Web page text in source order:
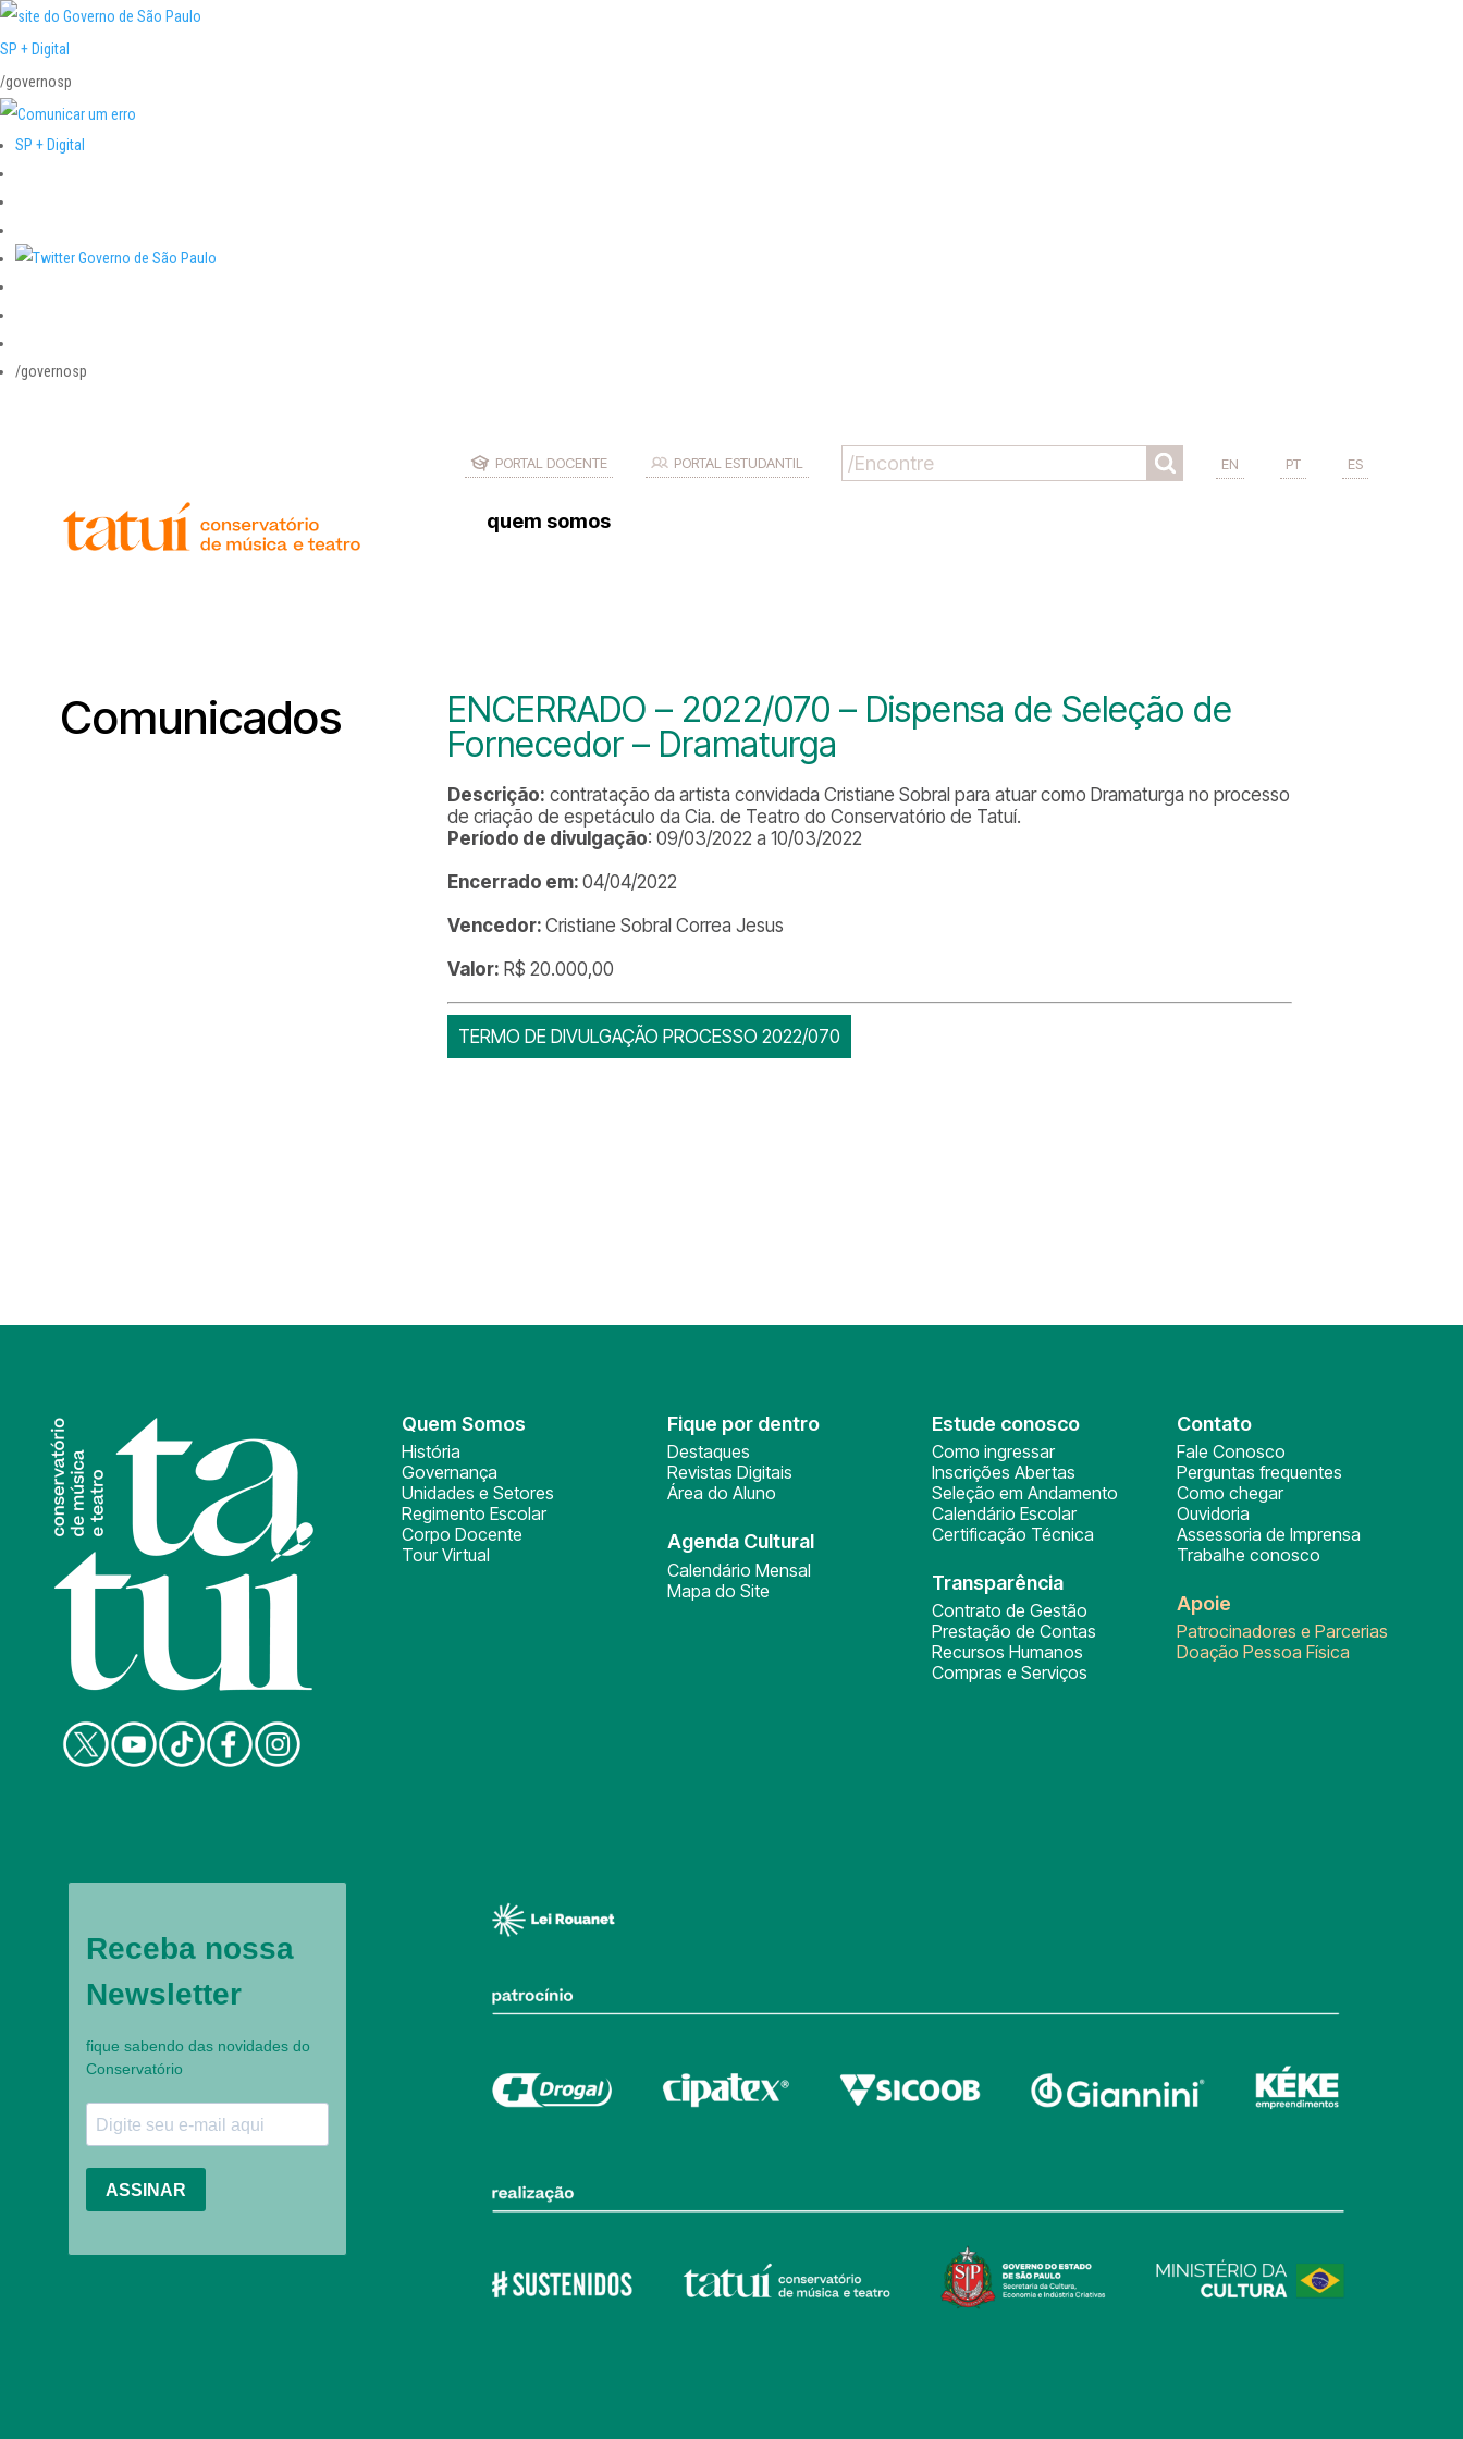
SP + Digital
/governosp
SP + Digital
/governosp
PORTAL DOCENTE PORTAL ESTUDANTIL EN PT ES
quem somos
Comunicados
ENCERRADO – 2022/070 – Dispensa de Seleção de
Fornecedor – Dramaturga
Descrição: contratação da artista convidada Cristiane Sobral para atuar como Dramaturga no processo
de criação de espetáculo da Cia. de Teatro do Conservatório de Tatuí.
Período de divulgação: 09/03/2022 a 10/03/2022
Encerrado em:04/04/2022
Vencedor:Cristiane Sobral Correa Jesus
Valor: R$ 20.000,00
TERMO DE DIVULGAÇÃO PROCESSO 2022/070
Quem Somos
História
Governança
Unidades e Setores
Regimento Escolar
Corpo Docente
Tour Virtual
Fique por dentro
Destaques
Revistas Digitais
Área do Aluno
Agenda Cultural
Calendário Mensal
Mapa do Site
Estude conosco
Como ingressar
Inscrições Abertas
Seleção em Andamento
Calendário Escolar
Certificação Técnica
Transparência
Contrato de Gestão
Prestação de Contas
Recursos Humanos
Compras e Serviços
Contato
Fale Conosco
Perguntas frequentes
Como chegar
Ouvidoria
Assessoria de Imprensa
Trabalhe conosco
Apoie
Patrocinadores e Parcerias
Doação Pessoa Física